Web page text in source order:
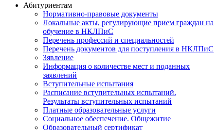
Абитуриентам
Нормативно-правовые документы
Локальные акты, регулирующие прием граждан на
обучение в НКЛПиС
Перечень профессий и специальностей
Перечень документов для поступления в НКЛПиС
Зявление
Информация о количестве мест и поданных
заявлений
Вступительные испытания
Расписание вступительных испытаний.
Результаты вступительных испытаний
Платные образовательные услуги
Социальное обеспечение. Общежитие
Образовательный сертификат